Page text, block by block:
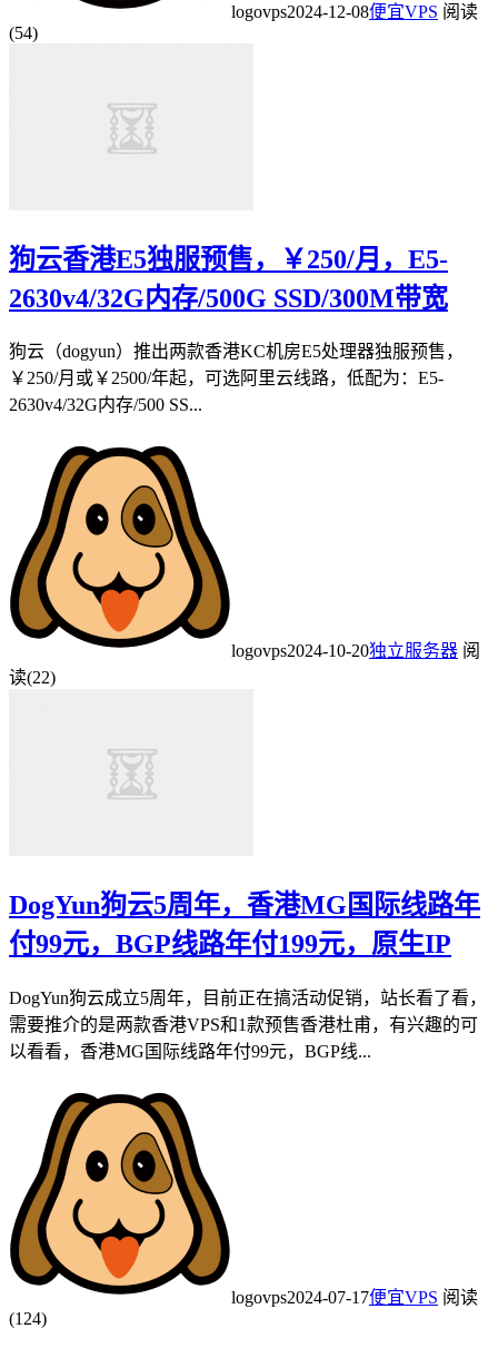
logovps2024-12-08便宜VPS 阅读
(54)
狗云香港E5独服预售，￥250/月，E5-
2630v4/32G内存/500G SSD/300M带宽
狗云（dogyun）推出两款香港KC机房E5处理器独服预售，
￥250/月或￥2500/年起，可选阿里云线路，低配为：E5-
2630v4/32G内存/500 SS...
logovps2024-10-20独立服务器 阅
读(22)
DogYun狗云5周年，香港MG国际线路年
付99元，BGP线路年付199元，原生IP
DogYun狗云成立5周年，目前正在搞活动促销，站长看了看，
需要推介的是两款香港VPS和1款预售香港杜甫，有兴趣的可
以看看，香港MG国际线路年付99元，BGP线...
logovps2024-07-17便宜VPS 阅读
(124)